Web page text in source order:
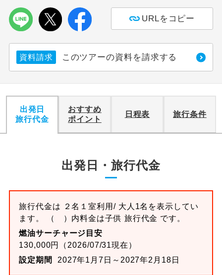
URLをコピー
資料請求 このツアーの資料を請求する
出発日
旅行代金
おすすめ
ポイント
日程表 旅行条件
出発日・旅行代金
旅行代金は ２名１室利用/ 大人1名を表示してい
ます。 （ ）内料金は子供 旅行代金 です。
燃油サーチャージ目安
130,000円（2026/07/31現在）
設定期間
2027年1月7日～2027年2月18日